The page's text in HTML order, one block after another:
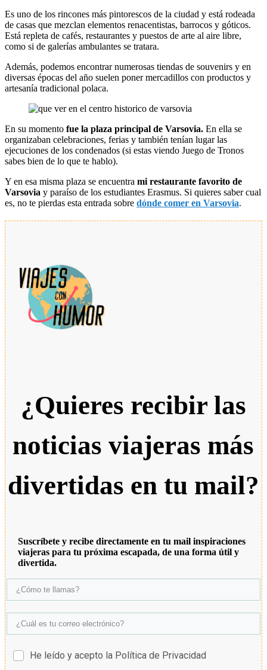
Es uno de los rincones más pintorescos de la ciudad y está rodeada
de casas que mezclan elementos renacentistas, barrocos y góticos.
Está repleta de cafés, restaurantes y puestos de arte al aire libre,
como si de galerías ambulantes se tratara.
Además, podemos encontrar numerosas tiendas de souvenirs y en
diversas épocas del año suelen poner mercadillos con productos y
artesanía tradicional polaca.
En su momento fue la plaza principal de Varsovia. En ella se
organizaban celebraciones, ferias y también tenían lugar las
ejecuciones de los condenados (si estas viendo Juego de Tronos
sabes bien de lo que te hablo).
Y en esa misma plaza se encuentra mi restaurante favorito de
Varsovia y paraíso de los estudiantes Erasmus. Si quieres saber cual
es, no te pierdas esta entrada sobre dónde comer en Varsovia.
¿Quieres recibir las
noticias viajeras más
divertidas en tu mail?
Suscríbete y recibe directamente en tu mail inspiraciones
viajeras para tu próxima escapada, de una forma útil y
divertida.
He leído y acepto la Política de Privacidad